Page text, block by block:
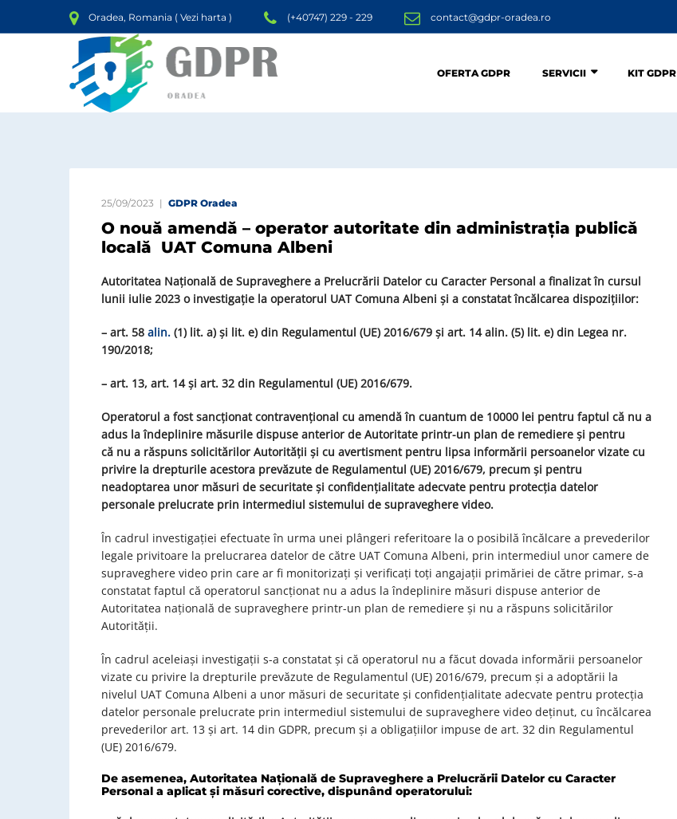
Oradea, Romania ( Vezi harta ) (+40747) 229 - 229 contact@gdpr-oradea.ro
OFERTA GDPR SERVICII KIT GDPR
25/09/2023 GDPR Oradea
O nouă amendă – operator autoritate din administrația publică
locală UAT Comuna Albeni
Autoritatea Națională de Supraveghere a Prelucrării Datelor cu Caracter Personal a finalizat în cursul
lunii iulie 2023 o investigație la operatorul UAT Comuna Albeni și a constatatîncălcarea dispozițiilor:
– art. 58 alin. (1) lit. a) și lit. e) din Regulamentul (UE) 2016/679 și art. 14 alin. (5) lit. e) din Legea nr.
190/2018;
– art. 13, art. 14 și art. 32 din Regulamentul (UE) 2016/679.
Operatorul a fost sancționat contravențional cu amendă în cuantum de 10000 lei pentru faptul că nu a
adus la îndeplinire măsurile dispuse anterior de Autoritate printr-un plan de remediere și pentru
că nu a răspuns solicitărilor Autorității și cu avertisment pentru lipsa informării persoanelor vizate cu
privire la drepturile acestora prevăzute de Regulamentul (UE) 2016/679, precum și pentru
neadoptarea unor măsuri de securitate și confidențialitate adecvate pentru protecția datelor
personale prelucrate prin intermediul sistemului de supraveghere video.
În cadrul investigației efectuate în urma unei plângeri referitoare la o posibilă încălcare a prevederilor
legale privitoare la prelucrarea datelor de către UAT Comuna Albeni, prin intermediul unor camere de
supraveghere video prin care ar fi monitorizați și verificați toți angajații primăriei de către primar, s-a
constatat faptul că operatorul sancționat nu a adus la îndeplinire măsuri dispuse anterior de
Autoritatea națională de supraveghere printr-un plan de remediere și nu a răspuns solicitărilor
Autorității.
În cadrul aceleiași investigații s-a constatat și că operatorul nu a făcut dovada informării persoanelor
vizate cu privire la drepturile prevăzute de Regulamentul (UE) 2016/679, precum și a adoptării la
nivelul UAT Comuna Albeni a unor măsuri de securitate și confidențialitate adecvate pentru protecția
datelor personale prelucrate prin intermediul sistemului de supraveghere video deținut, cu încălcarea
prevederilor art. 13 și art. 14 din GDPR, precum și a obligațiilor impuse de art. 32 din Regulamentul
(UE) 2016/679.
De asemenea, Autoritatea Naţională de Supraveghere a Prelucrării Datelor cu Caracter
Personal a aplicat și măsuri corective, dispunând operatorului: